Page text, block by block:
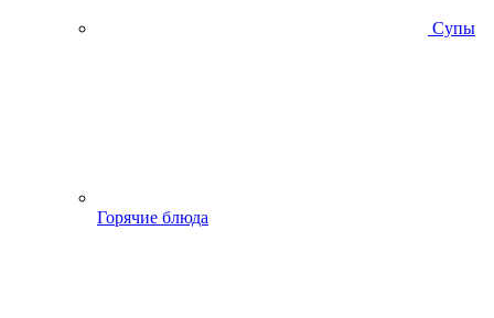
Супы
Горячие блюда